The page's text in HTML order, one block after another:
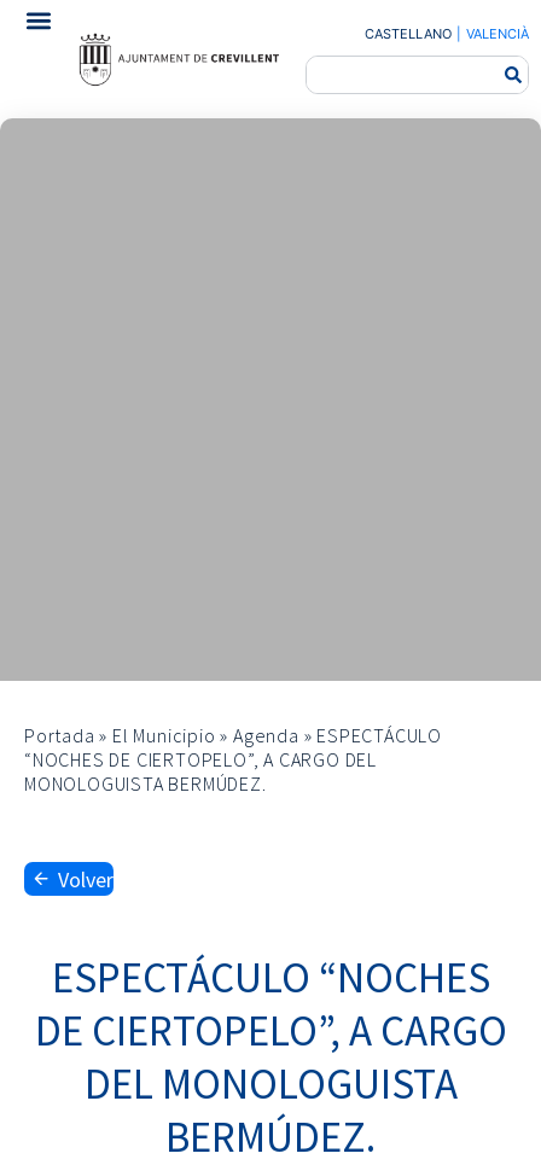
CASTELLANO VALENCIÀ
Portada » El Municipio »Agenda » ESPECTÁCULO
“NOCHES DE CIERTOPELO”, A CARGO DEL
MONOLOGUISTA BERMÚDEZ.
Volver
ESPECTÁCULO “NOCHES
DE CIERTOPELO”, A CARGO
DEL MONOLOGUISTA
BERMÚDEZ.